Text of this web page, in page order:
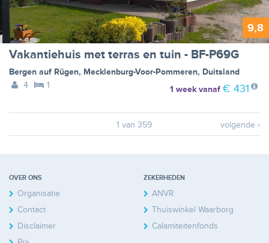
9,8
Vakantiehuis met terras en tuin - BF-P69G
Bergen auf Rügen, Mecklenburg-Voor-Pommeren, Duitsland
4
1 1 weekvanaf € 431
1 van 359 volgende ›
OVER ONS
Organisatie
Contact
Disclaimer
ZEKERHEDEN
ANVR
Thuiswinkel Waarborg
Calamiteitenfonds